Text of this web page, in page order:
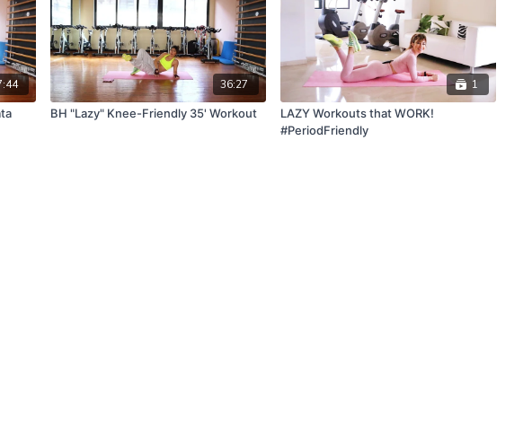
36:27
BH "Lazy" Knee-Friendly 35' Workout
1
LAZY Workouts that WORK!
#PeriodFriendly